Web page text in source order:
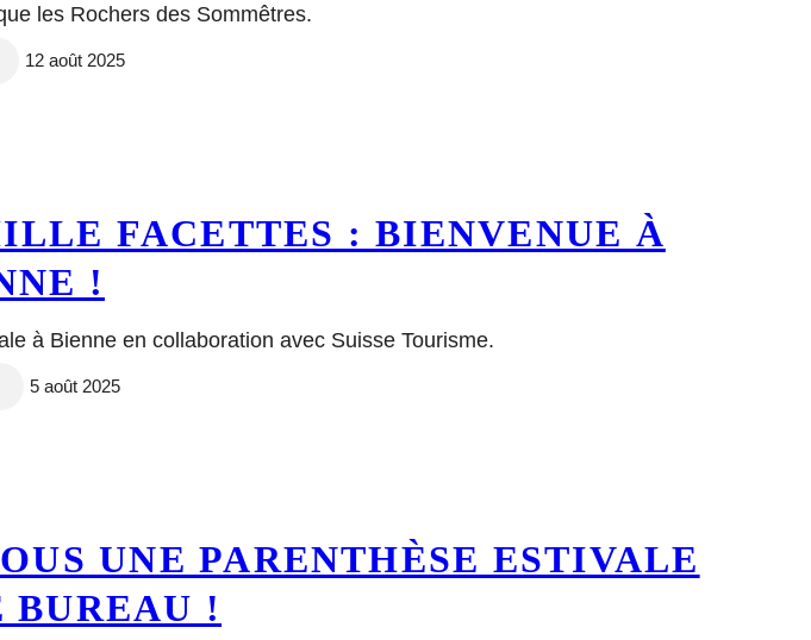
les Rochers des Sommêtres.
12 août 2025
FACETTES : BIENVENUE À
!
à Bienne en collaboration avec Suisse Tourisme.
5 août 2025
UNE PARENTHÈSE ESTIVALE
BUREAU !